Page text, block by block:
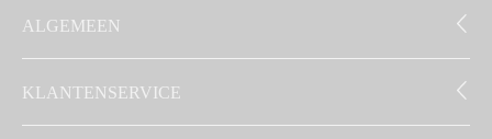
ALGEMEEN
KLANTENSERVICE